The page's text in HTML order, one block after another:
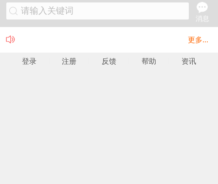
请输入关键词
消息
更多...
登录 注册 反馈 帮助 资讯